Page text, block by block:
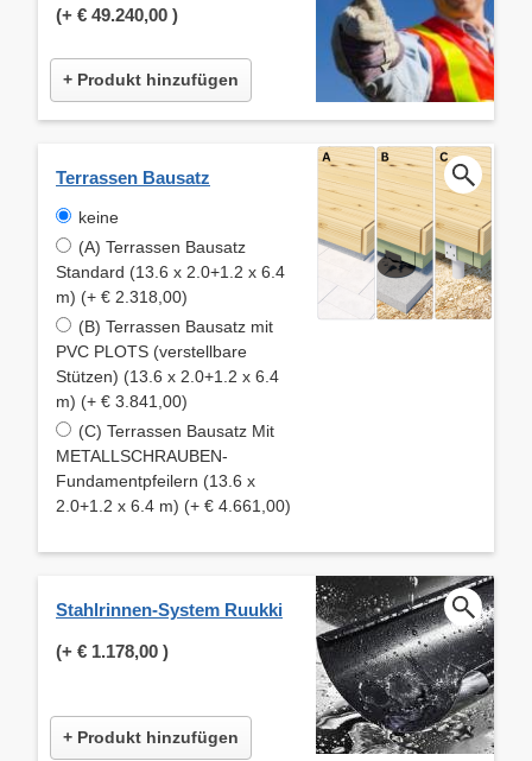
(+ € 49.240,00 )
+ Produkt hinzufügen
Terrassen Bausatz
keine
(A) Terrassen Bausatz
Standard (13.6 x 2.0+1.2 x 6.4
m) (+ € 2.318,00)
(B) Terrassen Bausatz mit
PVC PLOTS (verstellbare
Stützen) (13.6 x 2.0+1.2 x 6.4
m) (+ € 3.841,00)
(C) Terrassen Bausatz Mit
METALLSCHRAUBEN-
Fundamentpfeilern (13.6 x
2.0+1.2 x 6.4 m) (+ € 4.661,00)
Stahlrinnen-System Ruukki
(+ € 1.178,00 )
+ Produkt hinzufügen